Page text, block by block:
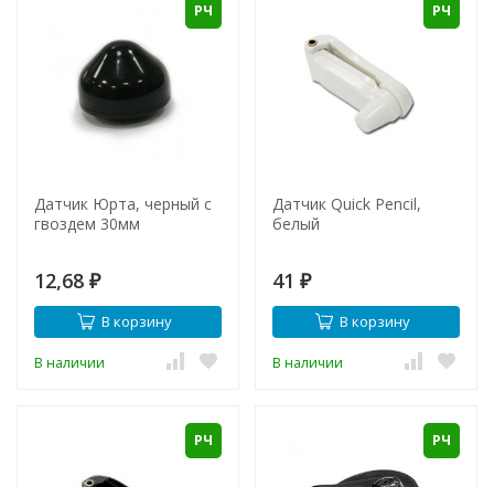
РЧ
Датчик Юрта, черный с
гвоздем 30мм
12,68 ₽
В корзину
В наличии
РЧ
Датчик Quick Pencil,
белый
41 ₽
В корзину
В наличии
РЧ РЧ